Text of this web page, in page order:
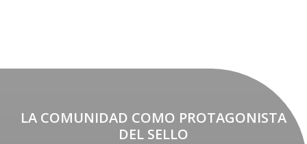
LA COMUNIDAD COMO PROTAGONISTA
DEL SELLO